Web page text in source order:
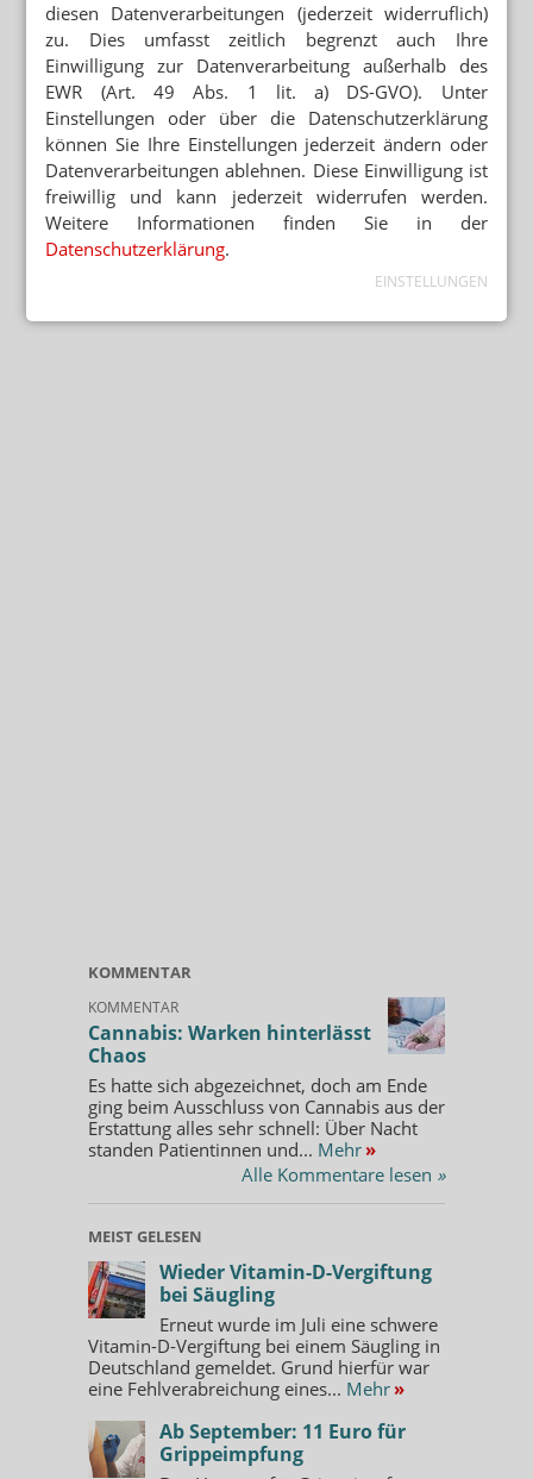
diesen Datenverarbeitungen (jederzeit widerruflich)
zu. Dies umfasst zeitlich begrenzt auch Ihre
Einwilligung zur Datenverarbeitung außerhalb des
EWR (Art. 49 Abs. 1 lit. a) DS-GVO). Unter
Einstellungen oder über die Datenschutzerklärung
können Sie Ihre Einstellungen jederzeit ändern oder
Datenverarbeitungen ablehnen. Diese Einwilligung ist
freiwillig und kann jederzeit widerrufen werden.
Weitere Informationen finden Sie in der
Datenschutzerklärung.
EINSTELLUNGEN
KOMMENTAR
KOMMENTAR
Cannabis: Warken hinterlässt
Chaos
Es hatte sich abgezeichnet, doch am Ende
ging beim Ausschluss von Cannabis aus der
Erstattung alles sehr schnell: Über Nacht
standen Patientinnen und... Mehr »
Alle Kommentare lesen »
MEIST GELESEN
Wieder Vitamin-D-Vergiftung
bei Säugling
Erneut wurde im Juli eine schwere
Vitamin-D-Vergiftung bei einem Säugling in
Deutschland gemeldet. Grund hierfür war
eine Fehlverabreichung eines... Mehr »
Ab September: 11 Euro für
Grippeimpfung